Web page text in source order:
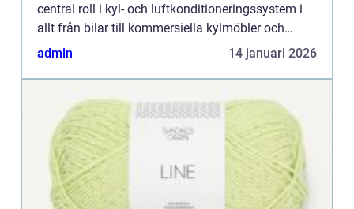
central roll i kyl- och luftkonditioneringssystem i
allt från bilar till kommersiella kylmöbler och
värmepumpar. Samtidigt pågår en tydlig
admin 14 januari 2026